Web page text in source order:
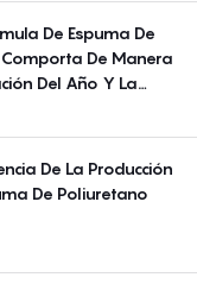
De Espuma De
De Manera
Del Año Y La
De La Producción
De Poliuretano